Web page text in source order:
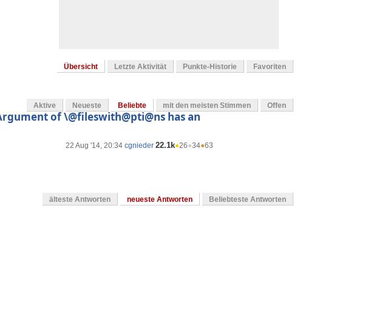
Übersicht Letzte Aktivität Punkte-Historie Favoriten
Aktive Neueste Beliebte mit den meisten Stimmen Offen
of \@fileswith@pti@ns has an
22 Aug '14, 20:34 cgnieder 22.1k●26●34●63
älteste Antworten neueste Antworten Beliebteste Antworten